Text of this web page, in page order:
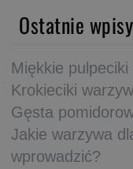
Ostatnie wpisy
Miękkie pulpeciki
Krokieciki
Gęsta
Jakie warzywa
wprowadzić?